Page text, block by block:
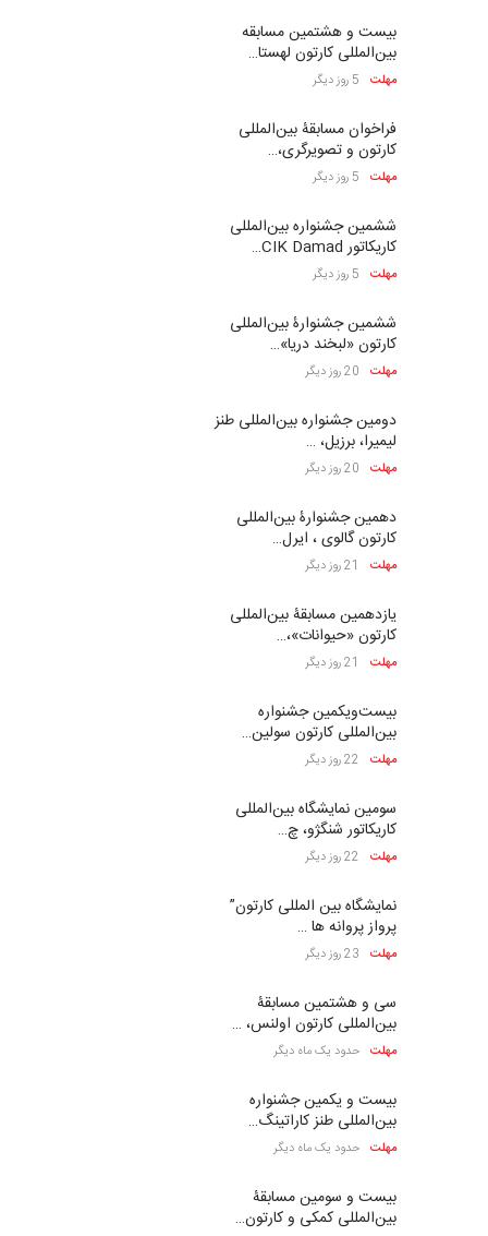
بیست و هشتمین مسابقه
بین‌المللی کارتون لهستا…
مهلت 5 روز دیگر
فراخوان مسابقۀ بین‌المللی
کارتون و تصویرگری،…
مهلت 5 روز دیگر
ششمین جشنواره بین‌المللی
کاریکاتور CIK Damad…
مهلت 5 روز دیگر
ششمین جشنوارۀ بین‌المللی
کارتون «لبخند دریا»…
مهلت 20 روز دیگر
دومین جشنواره بین‌المللی طنز
لیمیرا، برزیل، …
مهلت 20 روز دیگر
دهمین جشنوارۀ بین‌المللی
کارتون گالوی ، ایرل…
مهلت 21 روز دیگر
یازدهمین مسابقۀ بین‌المللی
کارتون «حیوانات»،…
مهلت 21 روز دیگر
بیست‌و‌یکمین جشنواره
بین‌المللی کارتون سولین…
مهلت 22 روز دیگر
سومین نمایشگاه بین‌المللی
کاریکاتور شنگژو، چ…
مهلت 22 روز دیگر
نمایشگاه بین المللی کارتون”
پرواز پروانه ها …
مهلت 23 روز دیگر
سی و هشتمین مسابقۀ
بین‌المللی کارتون اولنس، …
مهلت حدود یک ماه دیگر
بیست و یکمین جشنواره
بین‌المللی طنز کاراتینگ…
مهلت حدود یک ماه دیگر
بیست و سومین مسابقۀ
بین‌المللی کمکی و کارتون…